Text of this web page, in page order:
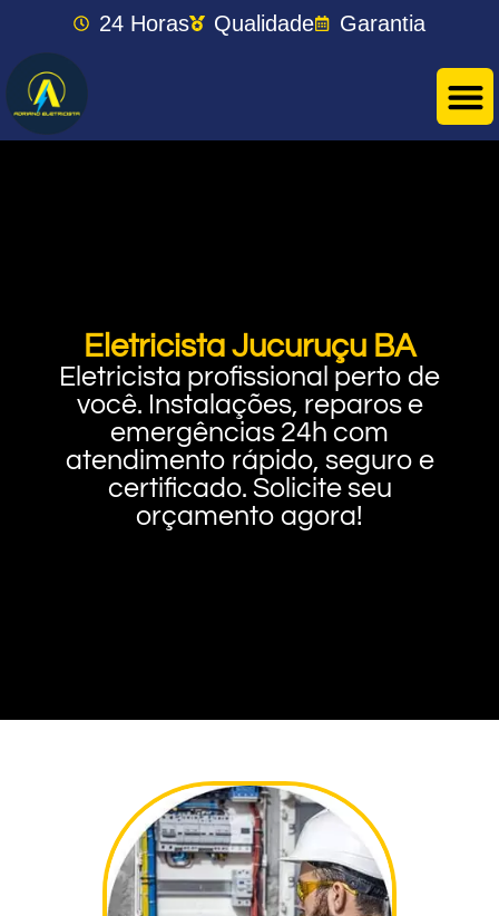
24 Horas Qualidade Garantia
Eletricista Jucuruçu BA
Eletricista profissional perto de
você. Instalações, reparos e
emergências 24h com
atendimento rápido, seguro e
certificado. Solicite seu
orçamento agora!